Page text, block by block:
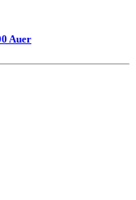
Auer